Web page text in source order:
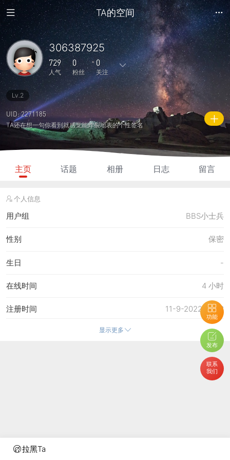
拉黑Ta
TA的空间
功能
发布
联系
我们
306387925
729
人气
0
粉丝
0
关注
5
主题
5
回复
0
日志
0
相册
0
好友
0 0
关注
0
说说
729
人气
100
积分
Lv.2
UID: 2271185
TA还在想一句你看到就感觉能炸裂地表的个性签名
主页 话题 相册 日志 留言
个人信息
用户组 BBS小士兵
保密
性别
-
生日
4 小时
在线时间
11-9-2022 19:03
注册时间
24-1-2026 07:04
24-1-2026 07:04
24-1-2026 07:05
显示更多